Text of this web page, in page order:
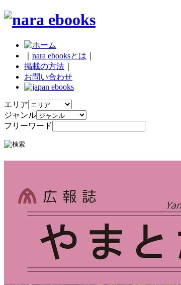
nara ebooksとは
掲載の方法
お問い合わせ
エリア
ジャンル
フリーワード